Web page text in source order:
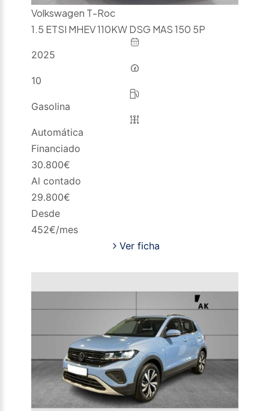
Volkswagen T-Roc
1.5 ETSI MHEV 110KW DSG MAS 150 5P
2025
10
Gasolina
Automática
Financiado
30.800€
Al contado
29.800€
Desde
452€/mes
Ver ficha